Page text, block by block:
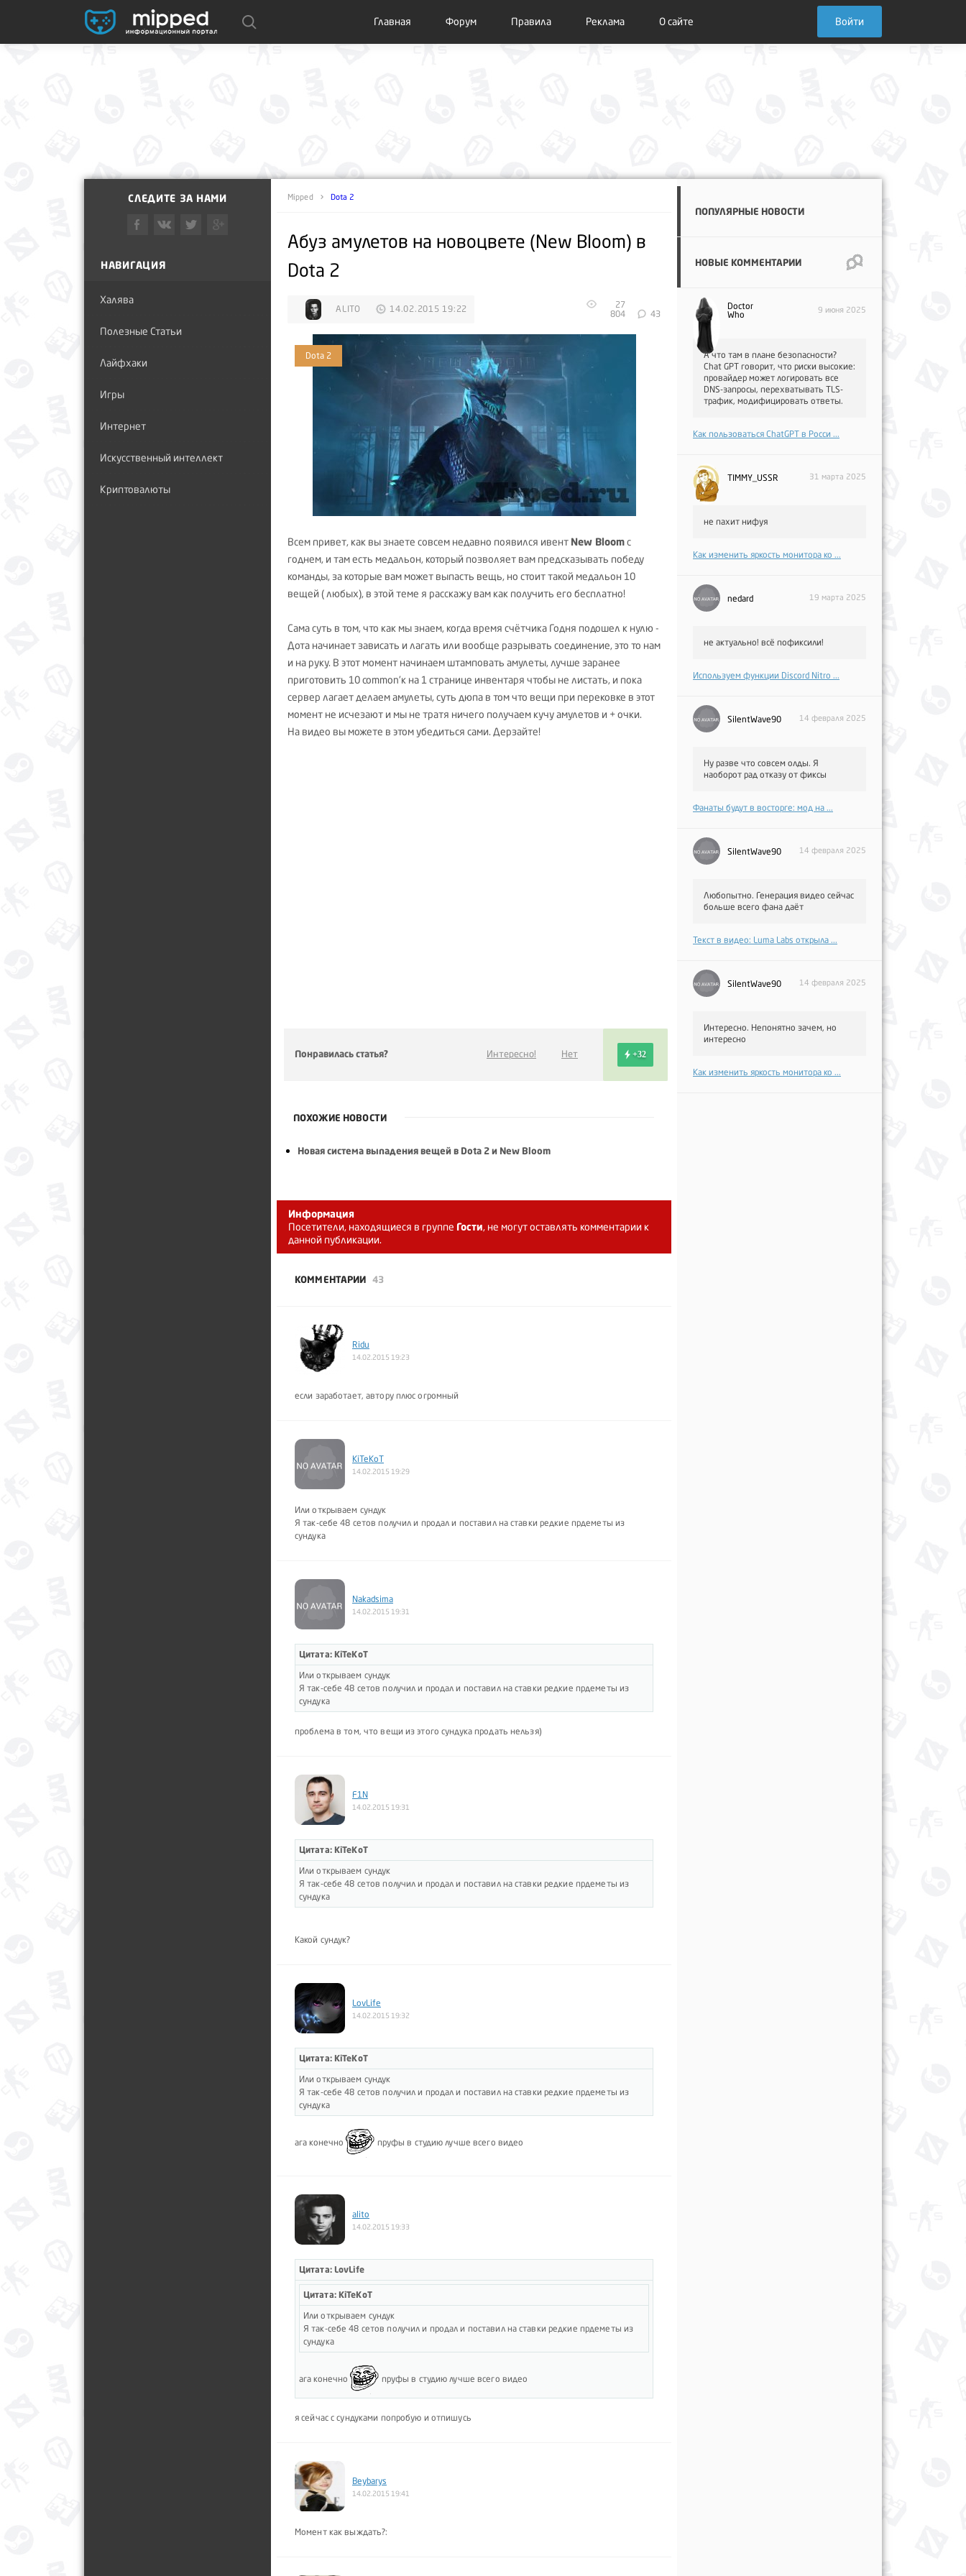
Главная Форум Правила Реклама О сайте Войти
СЛЕДИТЕ ЗА НАМИ
НАВИГАЦИЯ
Халява
Полезные Статьи
Лайфхаки
Игры
Интернет
Искусственный интеллект
Криптовалюты
Mipped Dota 2
Абуз амулетов на новоцвете (New Bloom) в
Dota 2
ALITO 14.02.2015 19:22
27
804
43
Dota 2
Всем привет, как вы знаете совсем недавно появился ивент New Bloomс
годнем, и там есть медальон, который позволяет вам предсказывать победу
команды, за которые вам может выпасть вещь, но стоит такой медальон 10
вещей ( любых), в этой теме я расскажу вам как получить его бесплатно!
Сама суть в том, что как мы знаем, когда время счётчика Годня подошел к нулю -
Дота начинает зависать и лагать или вообще разрывать соединение, это то нам
и на руку. В этот момент начинаем штамповать амулеты, лучше заранее
приготовить 10 common'к на 1 странице инвентаря чтобы не листать, и пока
сервер лагает делаем амулеты, суть дюпа в том что вещи при перековке в этот
момент не исчезают и мы не тратя ничего получаем кучу амулетов и + очки.
На видео вы можете в этом убедиться сами. Дерзайте!
Понравилась статья? Интересно! Нет +32
ПОХОЖИЕ НОВОСТИ
Новая система выпадения вещей в Dota 2 и New Bloom
Информация
Посетители, находящиеся в группе Гости, не могут оставлять комментарии к
данной публикации.
КОММЕНТАРИИ 43
Ridu
14.02.2015 19:23
если заработает, автору плюс огромный
KiTeKoT
14.02.2015 19:29
Или открываем сундук
Я так-себе 48 сетов получил и продал и поставил на ставки редкие прдеметы из
сундука
Nakadsima
14.02.2015 19:31
Цитата: KiTeKoT
Или открываем сундук
Я так-себе 48 сетов получил и продал и поставил на ставки редкие прдеметы из
сундука
проблема в том, что вещи из этого сундука продать нельзя)
F1N
14.02.2015 19:31
Цитата: KiTeKoT
Или открываем сундук
Я так-себе 48 сетов получил и продал и поставил на ставки редкие прдеметы из
сундука
Какой сундук?
LovLife
14.02.2015 19:32
Цитата: KiTeKoT
Или открываем сундук
Я так-себе 48 сетов получил и продал и поставил на ставки редкие прдеметы из
сундука
ага конечно пруфы в студию лучше всего видео
alito
14.02.2015 19:33
Цитата: LovLife
Цитата: KiTeKoT
Или открываем сундук
Я так-себе 48 сетов получил и продал и поставил на ставки редкие прдеметы из
сундука
ага конечно пруфы в студию лучше всего видео
я сейчас с сундуками попробую и отпишусь
Beybarys
14.02.2015 19:41
Момент как выждать?:
ПОПУЛЯРНЫЕ НОВОСТИ
НОВЫЕ КОММЕНТАРИИ
Doctor
Who
9 июня 2025
А что там в плане безопасности?
Chat GPT говорит, что риски высокие:
провайдер может логировать все
DNS-запросы, перехватывать TLS-
трафик, модифицировать ответы.
Как пользоваться ChatGPT в Росси ...
TIMMY_USSR 31 марта 2025
не пахит нифуя
Как изменить яркость монитора ко ...
nedard 19 марта 2025
не актуально! всё пофиксили!
Используем функции Discord Nitro ...
SilentWave90 14 февраля 2025
Ну разве что совсем олды. Я
наоборот рад отказу от фиксы
Фанаты будут в восторге: мод на ...
SilentWave90 14 февраля 2025
Любопытно. Генерация видео сейчас
больше всего фана даёт
Текст в видео: Luma Labs открыла ...
SilentWave90 14 февраля 2025
Интересно. Непонятно зачем, но
интересно
Как изменить яркость монитора ко ...